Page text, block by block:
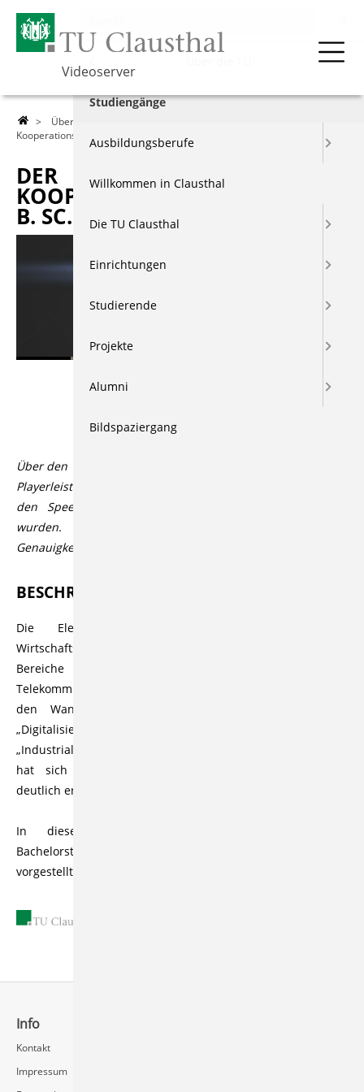
Videoserver
> Über die TU
Kooperationsstudiengang B. Sc. Elektrotechnik
DER
KOOPERATIONSSTUDIENGANG
B. SC. ELEKTROTECHNIK
Über den Videoplayer lassen sich über den CC Button in der
Playerleiste Untertitel aktivieren, die automatisiert durch
den Speech-to-Text Dienst Open AI Whisper generiert
wurden. Der Dienst bietet üblicherweise eine hohe
Genauigkeit bzw. Korrektheit, die aber variieren kann.
BESCHREIBUNG
Die Elektrotechnik ist eine der wichtigsten
Wirtschaftsbranchen in Deutschland, welche die klassischen
Bereiche Energieversorgung, Automatisierungstechnik,
Telekommunikation und Schaltungstechnik abdeckt. Durch
den Wandel der Industrie unter den Schlagworten
„Digitalisierung der Industrie“, „Industrie 4.0“ oder
„Industrial Internet of Things“ und durch die Energiewende
hat sich die Bedeutung der Elektrotechnik nochmals
deutlich erhöht.
In diesem Film wird der deutsch-chinesische
Bachelorstudiengang Elektrotechnik mit Doppelabschluss
vorgestellt.
Info
Kontakt
Impressum
Über die TU
Lehre
Forschung
Events & Vorträge
Berichte & Dokus
Studiengänge
Ausbildungsberufe
Willkommen in Clausthal
Die TU Clausthal
Einrichtungen
Studierende
Projekte
Alumni
Bildspaziergang